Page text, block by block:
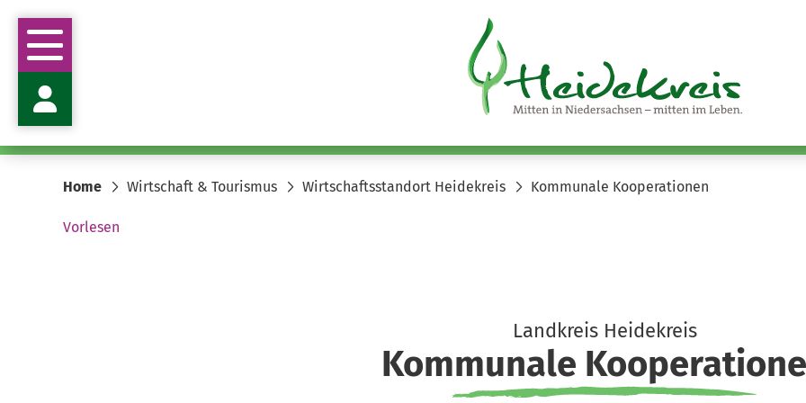
Stabsstellenleitung & Pressesprecherin Frau Anke von Fintel
29614 Soltau
05191 970-865
Home Wirtschaft & Tourismus Wirtschaftsstandort Heidekreis Kommunale Kooperationen
Vorlesen
Landkreis Heidekreis
Kommunale